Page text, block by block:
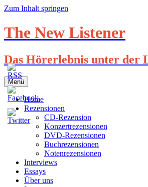
Zum Inhalt springen
The New Listener
Das Hörerlebnis unter der
Menü
Home
Rezensionen
CD-Rezension
Konzertrezensionen
DVD-Rezensionen
Buchrezensionen
Notenrezensionen
Interviews
Essays
Über uns